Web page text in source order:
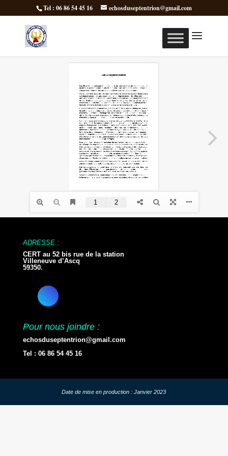
Tel : 06 86 54 45 16 echosduseptentrion@gmail.com
ADRESSE :
CERT au 52 bis rue de la station
Villeneuve d’Ascq
59350.
Pour nous joindre :
echosduseptentrion@gmail.com
Tel : 06 86 54 45 16
Date de mise en production : Janvier 2023